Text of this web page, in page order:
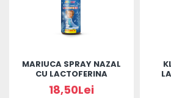
MARIUCA SPRAY NAZAL
CU LACTOFERINA
PREVENȚIE COPII
18,50Lei